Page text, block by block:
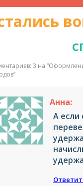
3 на “
”
Анна:
А если